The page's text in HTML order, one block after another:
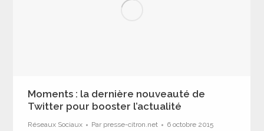
Moments : la dernière nouveauté de
Twitter pour booster l’actualité
Réseaux Sociaux Par presse-citron.net 6 octobre 2015